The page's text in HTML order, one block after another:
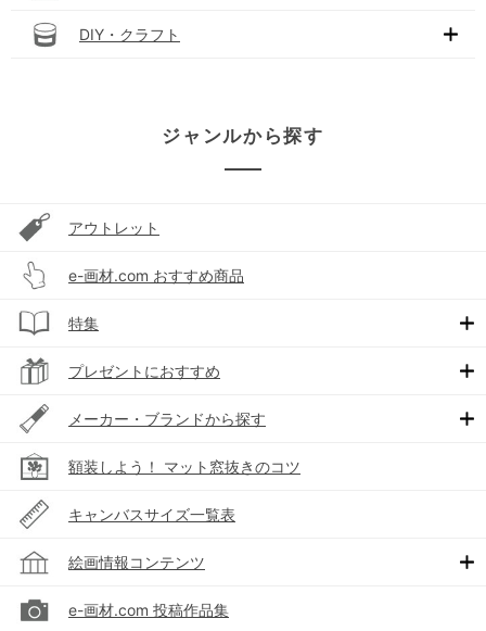
DIY・クラフト
ジャンルから探す
アウトレット
e-画材.com おすすめ商品
特集
プレゼントにおすすめ
メーカー・ブランドから探す
額装しよう！ マット窓抜きのコツ
キャンバスサイズ一覧表
絵画情報コンテンツ
e-画材.com 投稿作品集